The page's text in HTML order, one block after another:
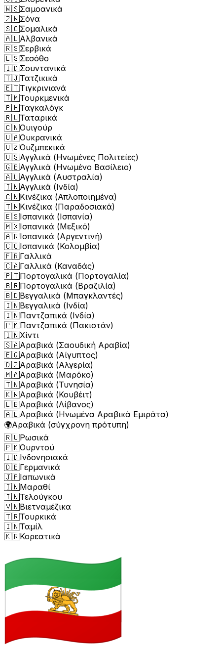
🇼🇸Σαμοανικά
🇿🇼Σόνα
🇸🇴Σομαλικά
🇦🇱Αλβανικά
🇷🇸Σερβικά
🇱🇸Σεσόθο
🇮🇩Σουντανικά
🇹🇯Τατζικικά
🇪🇹Τιγκρινιανά
🇹🇲Τουρκμενικά
🇵🇭Ταγκαλόγκ
🇷🇺Ταταρικά
🇨🇳Ουιγούρ
🇺🇦Ουκρανικά
🇺🇿Ουζμπεκικά
🇺🇸Αγγλικά (Ηνωμένες Πολιτείες)
🇬🇧Αγγλικά (Ηνωμένο Βασίλειο)
🇦🇺Αγγλικά (Αυστραλία)
🇮🇳Αγγλικά (Ινδία)
🇨🇳Κινέζικα (Απλοποιημένα)
🇹🇼Κινέζικα (Παραδοσιακά)
🇪🇸Ισπανικά (Ισπανία)
🇲🇽Ισπανικά (Μεξικό)
🇦🇷Ισπανικά (Αργεντινή)
🇨🇴Ισπανικά (Κολομβία)
🇫🇷Γαλλικά
🇨🇦Γαλλικά (Καναδάς)
🇵🇹Πορτογαλικά (Πορτογαλία)
🇧🇷Πορτογαλικά (Βραζιλία)
🇧🇩Βεγγαλικά (Μπαγκλαντές)
🇮🇳Βεγγαλικά (Ινδία)
🇮🇳Παντζαπικά (Ινδία)
🇵🇰Παντζαπικά (Πακιστάν)
🇮🇳Χίντι
🇸🇦Αραβικά (Σαουδική Αραβία)
🇪🇬Αραβικά (Αίγυπτος)
🇩🇿Αραβικά (Αλγερία)
🇲🇦Αραβικά (Μαρόκο)
🇹🇳Αραβικά (Τυνησία)
🇰🇼Αραβικά (Κουβέιτ)
🇱🇧Αραβικά (Λίβανος)
🇦🇪Αραβικά (Ηνωμένα Αραβικά Εμιράτα)
🌍Αραβικά (σύγχρονη πρότυπη)
🇷🇺Ρωσικά
🇵🇰Ουρντού
🇮🇩Ινδονησιακά
🇩🇪Γερμανικά
🇯🇵Ιαπωνικά
🇮🇳Μαραθί
🇮🇳Τελούγκου
🇻🇳Βιετναμέζικα
🇹🇷Τουρκικά
🇮🇳Ταμίλ
🇰🇷Κορεατικά